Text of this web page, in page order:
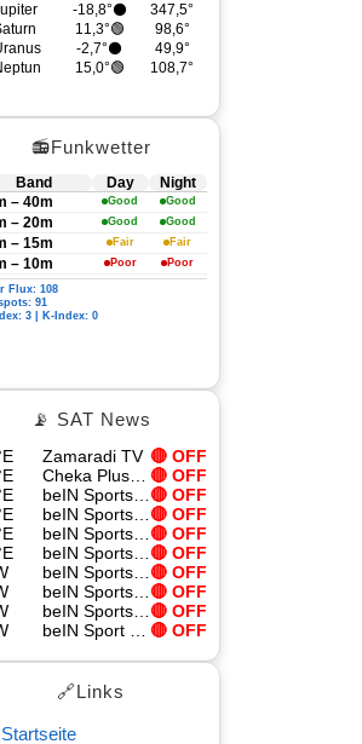
-18,8°⚫
347,5°
11,3°🟢
98,6°
-2,7°⚫
49,9°
15,0°🟢 108,7°
📻Funkwetter
Band Day
Night
– 40m
Good Good
– 20m Good Good
– 15m Fair Fair
– 10m Poor Poor
Flux: 108
91
3 | K-Index: 0
📡 SAT News
Zamaradi TV 🔴 OFF
Cheka Plus TV
🔴 OFF
beIN Sports Xtra 8 🔴 OFF
beIN Sports Xtra 1 HD 🔴 OFF
beIN Sports Xtra 9 🔴 OFF
beIN Sports HD 🔴 OFF
beIN Sports Xtra 4 🔴 OFF
beIN Sports Xtra 1 HD 🔴 OFF
beIN Sports Max 6 HD Arabic 🔴 OFF
🔴 OFF
🔗Links